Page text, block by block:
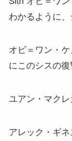
わかるように、
オビ＝ワン・
にこのシスの復
ユアン・マクレ
アレック・ギ